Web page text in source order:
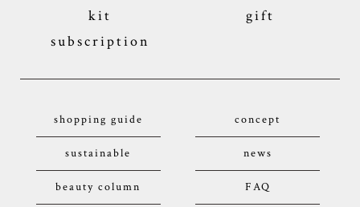
kit
gift
subscription
shopping guide concept
sustainable news
beauty column FAQ